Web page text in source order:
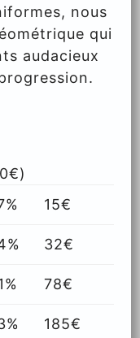
nous
qui
audacieux
15€
32€
78€
185€